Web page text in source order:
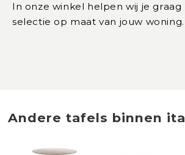
In onze winkel helpen wij je graag
selectie op maat van jouw woning.
Andere tafels binnen